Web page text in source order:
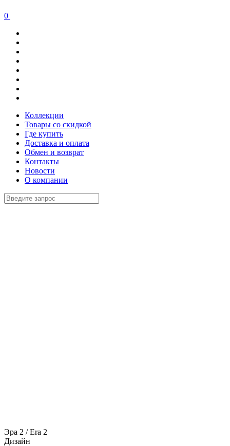
0
Коллекции
Товары со скидкой
Где купить
Доставка и оплата
Обмен и возврат
Контакты
Новости
О компании
Эра 2 / Era 2
Дизайн